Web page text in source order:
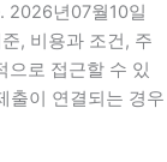
2026년07월10일
, 비용과 조건, 주
으로 접근할 수 있
출이 연결되는 경우